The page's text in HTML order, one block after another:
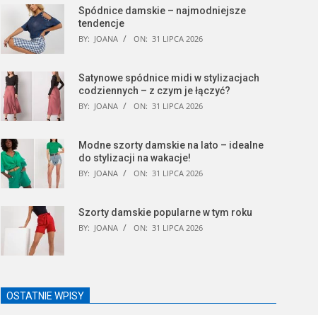
Spódnice damskie – najmodniejsze
tendencje
BY: JOANA ON: 31 LIPCA 2026
Satynowe spódnice midi w stylizacjach
codziennych – z czym je łączyć?
BY: JOANA ON: 31 LIPCA 2026
Modne szorty damskie na lato – idealne
do stylizacji na wakacje!
BY: JOANA ON: 31 LIPCA 2026
Szorty damskie popularne w tym roku
BY: JOANA ON: 31 LIPCA 2026
OSTATNIE WPISY